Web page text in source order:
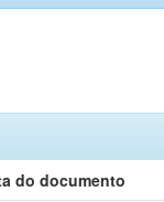
do documento